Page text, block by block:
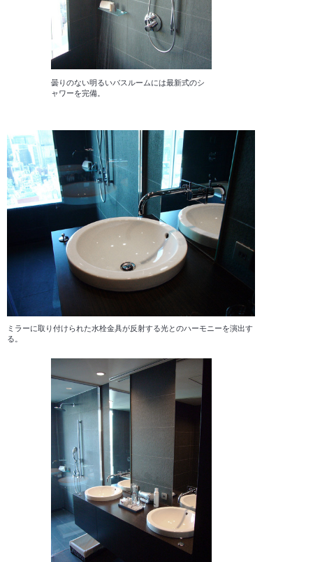
曇りのない明るいバスルームには最新式のシ
ャワーを完備。
ミラーに取り付けられた水栓金具が反射する光とのハーモニーを演出す
る。